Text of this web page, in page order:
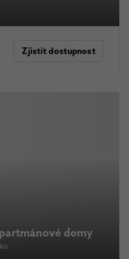
Zjistit dostupnost
domy